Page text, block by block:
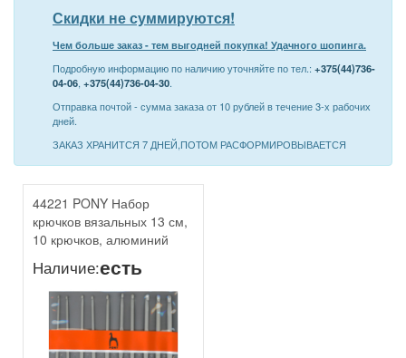
Скидки не суммируются!
Чем больше заказ - тем выгодней покупка! Удачного шопинга.
Подробную информацию по наличию уточняйте по тел.: +375(44)736-
04-06, +375(44)736-04-30.
Отправка почтой - сумма заказа от 10 рублей в течение 3-х рабочих
дней.
ЗАКАЗ ХРАНИТСЯ 7 ДНЕЙ,ПОТОМ РАСФОРМИРОВЫВАЕТСЯ
44221 PONY Набор
крючков вязальных 13 см,
10 крючков, алюминий
Наличие:есть